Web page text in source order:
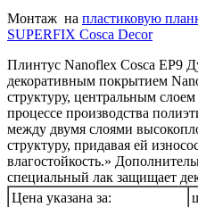
Монтаж на пластиковую
SUPERFIX Cosca Decor
Плинтус Nanoflex Cosca EP9
декоративным покрытием
структуру, центральным
процессе производства
между двумя слоями
структуру, придавая ей
влагостойкость.»
специальный лак защищает
Цена указана за: